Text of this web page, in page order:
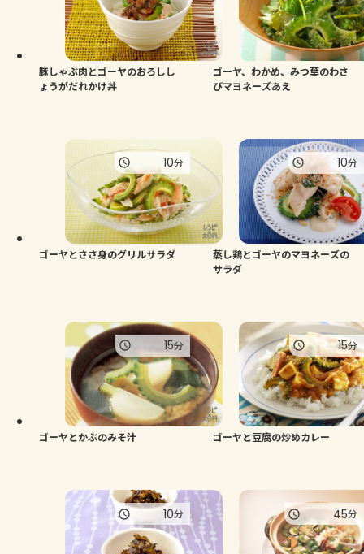
豚しゃぶ肉とゴーヤのおろしし
ょうがだれかけ丼
ゴーヤ、わかめ、みつ葉のわさ
びマヨネーズあえ
ゴーヤとささ身のグリルサラダ
10分
蒸し鶏とゴーヤのマヨネーズの
サラダ
10分
ゴーヤとかぶのみそ汁
15分
ゴーヤと豆腐の炒めカレー
15分
10分 45分